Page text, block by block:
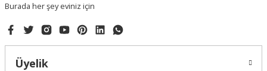
Burada her şey eviniz için
Üyelik